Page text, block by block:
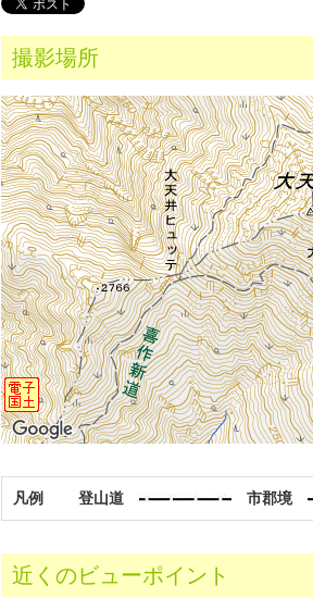
撮影場所
凡例 登山道 市郡境
近くのビューポイント